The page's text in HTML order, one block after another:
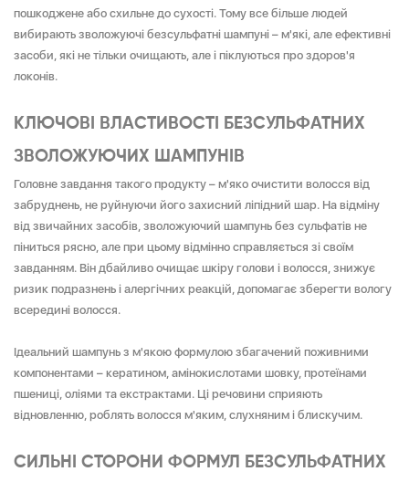
пошкоджене або схильне до сухості. Тому все більше людей
вибирають зволожуючі безсульфатні шампуні – м'які, але ефективні
засоби, які не тільки очищають, але і піклуються про здоров'я
локонів.
КЛЮЧОВІ ВЛАСТИВОСТІ БЕЗСУЛЬФАТНИХ
ЗВОЛОЖУЮЧИХ ШАМПУНІВ
Головне завдання такого продукту – м'яко очистити волосся від
забруднень, не руйнуючи його захисний ліпідний шар. На відміну
від звичайних засобів, зволожуючий шампунь без сульфатів не
піниться рясно, але при цьому відмінно справляється зі своїм
завданням. Він дбайливо очищає шкіру голови і волосся, знижує
ризик подразнень і алергічних реакцій, допомагає зберегти вологу
всередині волосся.
Ідеальний шампунь з м'якою формулою збагачений поживними
компонентами – кератином, амінокислотами шовку, протеїнами
пшениці, оліями та екстрактами. Ці речовини сприяють
відновленню, роблять волосся м'яким, слухняним і блискучим.
СИЛЬНІ СТОРОНИ ФОРМУЛ БЕЗСУЛЬФАТНИХ